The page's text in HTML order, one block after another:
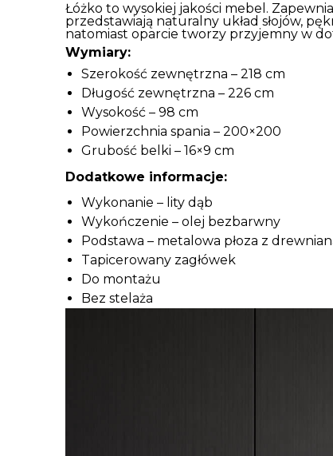
Łóżko to wysokiej jakości mebel.
przedstawiają naturalny układ słojów,
natomiast oparcie tworzy przyjemny w
Wymiary:
Szerokość zewnętrzna – 218 cm
Długość zewnętrzna – 226 cm
Wysokość – 98 cm
Powierzchnia spania – 200×200
Grubość belki – 16×9 cm
Dodatkowe informacje:
Wykonanie – lity dąb
Wykończenie – olej bezbarwny
Podstawa – metalowa płoza z
Tapicerowany zagłówek
Do montażu
Bez stelaża